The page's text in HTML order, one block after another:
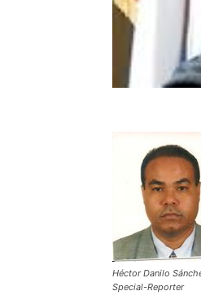
Héctor Danilo
Special-Reporter